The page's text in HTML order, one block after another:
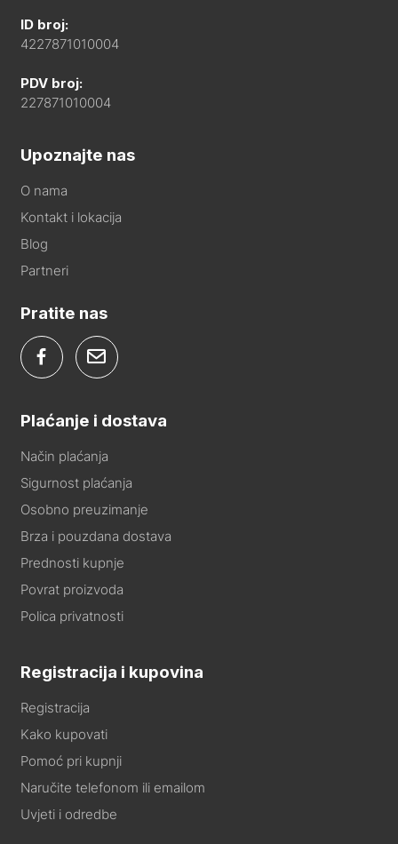
ID broj:
4227871010004
PDV broj:
227871010004
Upoznajte nas
O nama
Kontakt i lokacija
Blog
Partneri
Pratite nas
Plaćanje i dostava
Način plaćanja
Sigurnost plaćanja
Osobno preuzimanje
Brza i pouzdana dostava
Prednosti kupnje
Povrat proizvoda
Polica privatnosti
Registracija i kupovina
Registracija
Kako kupovati
Pomoć pri kupnji
Naručite telefonom ili emailom
Uvjeti i odredbe